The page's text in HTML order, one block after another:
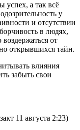
а так всё
у
и отсутствии
в людях,
от
открывшихся тайн.
влияния
забыть свои
11 августа 2:23)